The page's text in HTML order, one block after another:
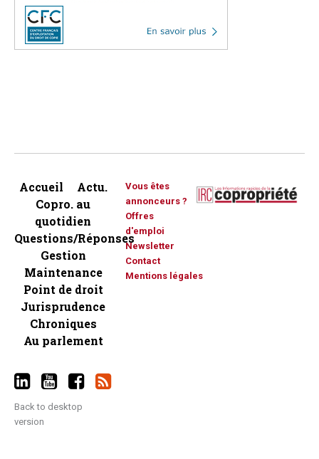
Accueil
Actu.
Copro. au
quotidien
Questions/Réponses
Gestion
Maintenance
Point de droit
Jurisprudence
Chroniques
Au parlement
Vous êtes
annonceurs ?
Offres
d'emploi
Newsletter
Contact
Mentions légales
Back to desktop
version